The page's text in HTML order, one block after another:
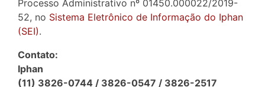
Processo Administrativo nº 01450.000022/2019-
52, no Sistema Eletrônico de Informação do Iphan
(SEI).
Contato:
Iphan
(11) 3826-0744 / 3826-0547 / 3826-2517